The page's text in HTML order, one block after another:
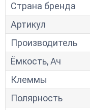
Страна бренда
Артикул
Производитель
Ёмкость, Ач
Клеммы
Полярность